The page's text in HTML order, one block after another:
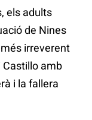
els adults
de Nines
irreverent
Castillo amb
i la fallera